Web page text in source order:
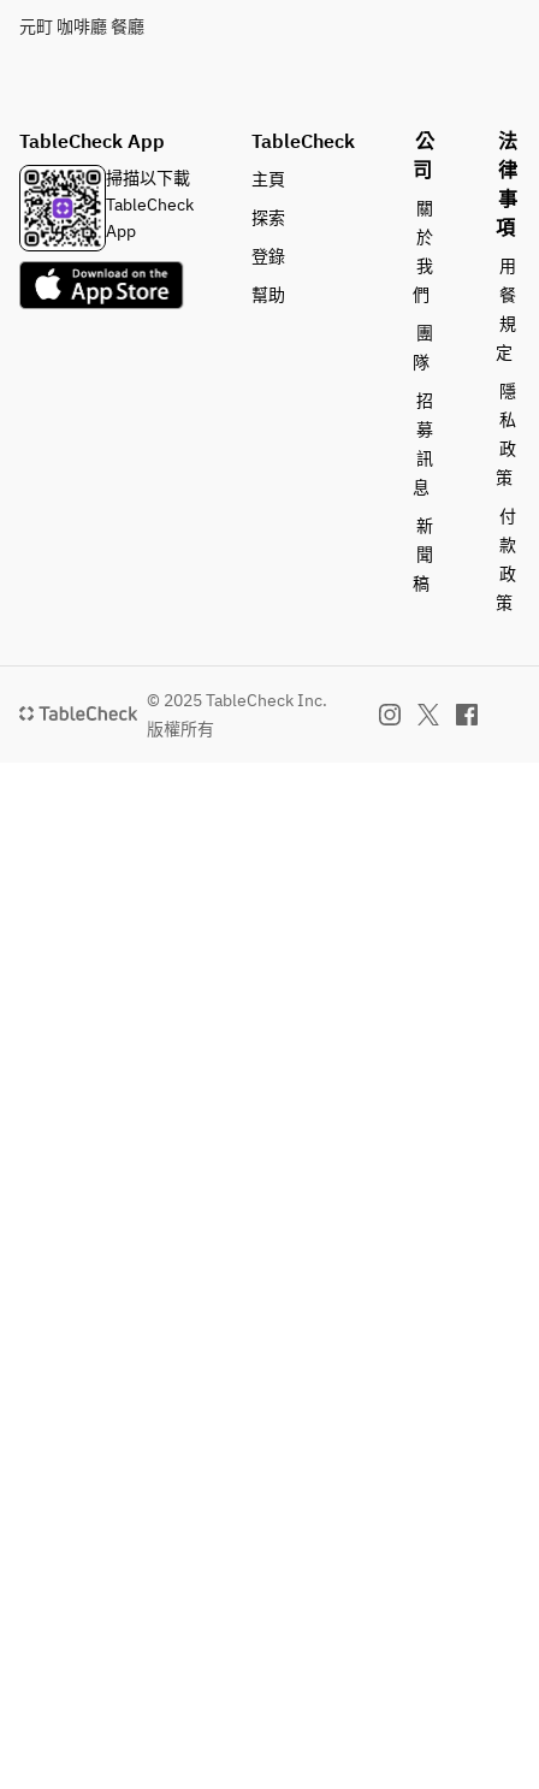
元町 咖啡廳 餐廳
TableCheck App
掃描以下載
TableCheck
App
TableCheck
主頁
探索
登錄
幫助
公
司
關
於
我
們
團
隊
招
募
訊
息
新
聞
稿
法
律
事
項
用
餐
規
定
隱
私
政
策
付
款
政
策
© 2025 TableCheck Inc.
版權所有